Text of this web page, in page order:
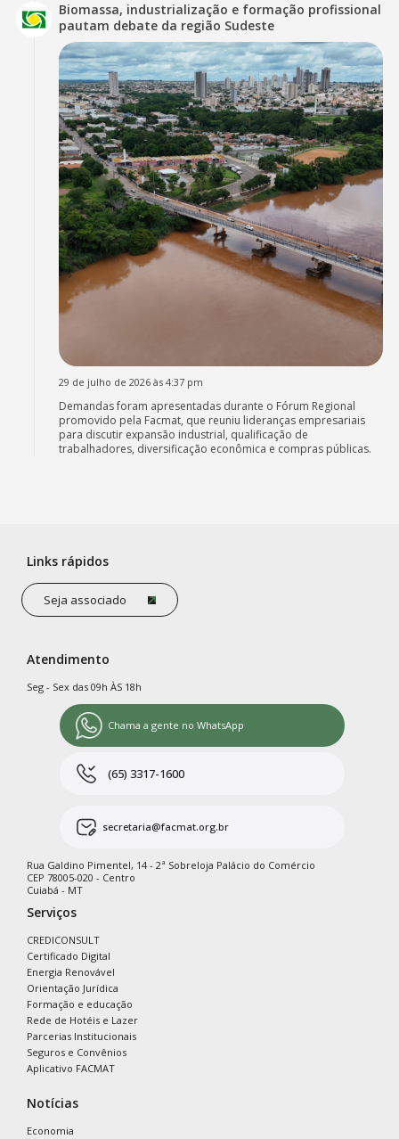
Biomassa, industrialização e formação profissional
pautam debate da região Sudeste
29 de julho de 2026 às 4:37 pm
Demandas foram apresentadas durante o Fórum Regional
promovido pela Facmat, que reuniu lideranças empresariais
para discutir expansão industrial, qualificação de
trabalhadores, diversificação econômica e compras públicas.
Links rápidos
Seja associado
Atendimento
Seg - Sex das 09h ÀS 18h
Chama a gente no WhatsApp
(65) 3317-1600
secretaria@facmat.org.br
Rua Galdino Pimentel, 14 - 2ª Sobreloja Palácio do Comércio
CEP 78005-020 - Centro
Cuiabá - MT
Serviços
CREDICONSULT
Certificado Digital
Energia Renovável
Orientação Jurídica
Formação e educação
Rede de Hotéis e Lazer
Parcerias Institucionais
Seguros e Convênios
Aplicativo FACMAT
Notícias
Economia